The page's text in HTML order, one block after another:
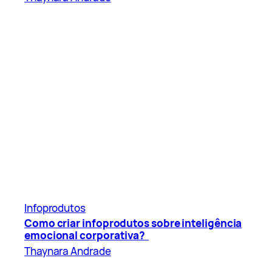
Infoprodutos
Como criar infoprodutos sobre inteligência
emocional corporativa?
Thaynara Andrade